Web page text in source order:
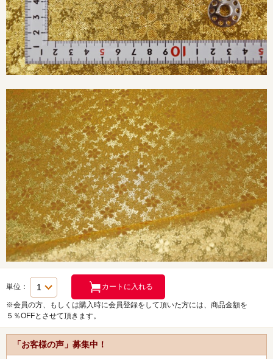
単位：
※会員の方、もしくは購入時に会員登録をして頂いた方には、商品金額を
５％OFFとさせて頂きます。
「お客様の声」募集中！